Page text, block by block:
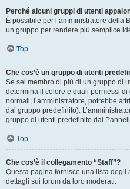
Perché alcuni gruppi di utenti
È possibile per l’amministratore della
un gruppo per rendere più semplice
Top
Che cos’è un gruppo di utenti
Se sei membro di più di un gruppo di
determina il colore e quali permessi
normali; l’amministratore, potrebbe
dal gruppo predefinito).
gruppo di utenti predefinito dal
Top
Che cos’è il collegamento “Staff”?
Questa pagina fornisce una lista
dettagli sui forum da loro moderati.